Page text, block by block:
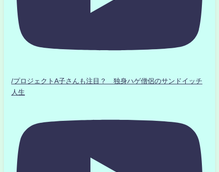
/プロジェクトA子さんも注目？ 独身ハゲ僧侶のサンドイッチ
人生